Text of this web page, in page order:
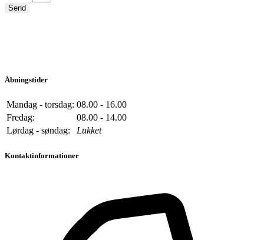
Send
Åbningstider
Mandag - torsdag: 08.00 - 16.00
Fredag:
08.00 - 14.00
Lørdag - søndag:
Lukket
Kontaktinformationer